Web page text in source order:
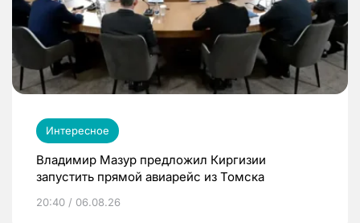
Интересное
Владимир Мазур предложил Киргизии
запустить прямой авиарейс из Томска
20:40 / 06.08.26